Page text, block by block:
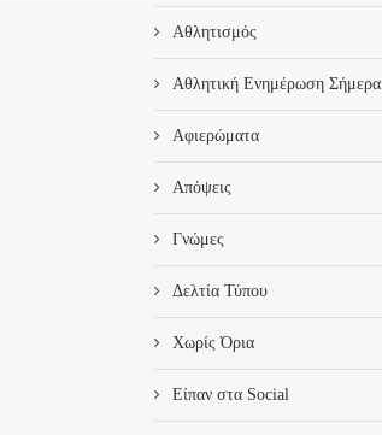
Αθλητισμός
Αθλητική Ενημέρωση Σήμερα
Αφιερώματα
Απόψεις
Γνώμες
Δελτία Τύπου
Χωρίς Όρια
Είπαν στα Social